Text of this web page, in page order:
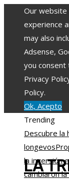
Our website
experience
may also
Adsense,
you consent
Privacy
Policy.
Ok, Acepto
Trending
Descubre la
longevos
la inversión
cambiaron
LA